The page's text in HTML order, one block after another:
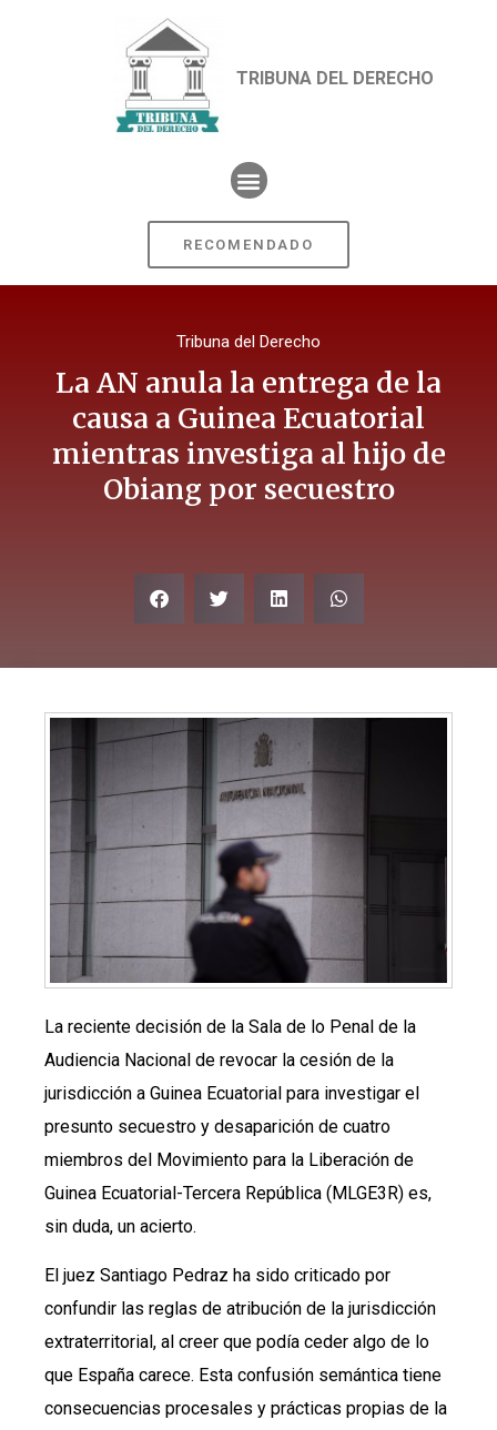
TRIBUNA DEL DERECHO
RECOMENDADO
Tribuna del Derecho
La AN anula la entrega de la
causa a Guinea Ecuatorial
mientras investiga al hijo de
Obiang por secuestro
La reciente decisión de la Sala de lo Penal de la
Audiencia Nacional de revocar la cesión de la
jurisdicción a Guinea Ecuatorial para investigar el
presunto secuestro y desaparición de cuatro
miembros del Movimiento para la Liberación de
Guinea Ecuatorial-Tercera República (MLGE3R) es,
sin duda, un acierto.
El juez Santiago Pedraz ha sido criticado por
confundir las reglas de atribución de la jurisdicción
extraterritorial, al creer que podía ceder algo de lo
que España carece. Esta confusión semántica tiene
consecuencias procesales y prácticas propias de la